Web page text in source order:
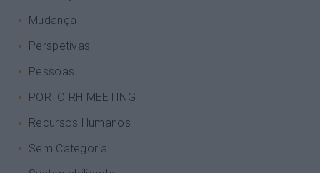
Mudança
Perspetivas
Pessoas
PORTO RH MEETING
Recursos Humanos
Sem Categoria